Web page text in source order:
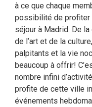
à ce que chaque
possibilité de profiter
séjour à Madrid. De
de l’art et de la
palpitants et la vie
beaucoup à offrir!
nombre infini
profite de cette ville
événements